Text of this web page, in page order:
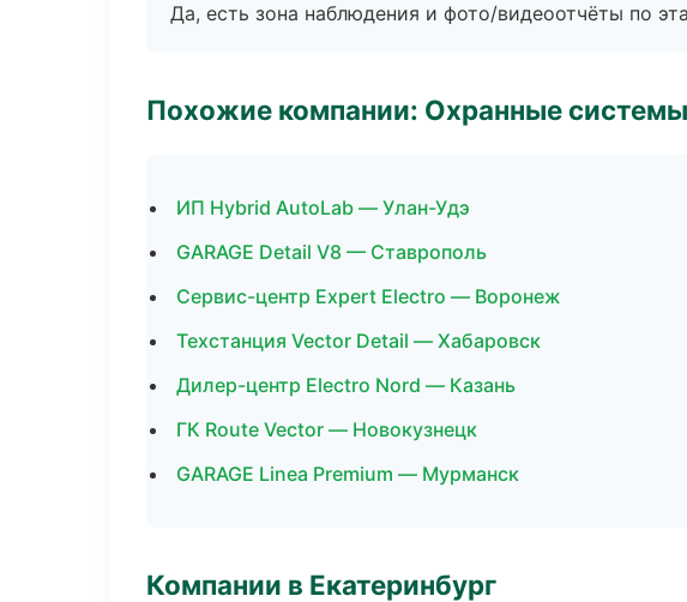
Да, есть зона наблюдения и фото/видеоотчёты по
Похожие компании: Охранные системы
ИП Hybrid AutoLab — Улан-Удэ
GARAGE Detail V8 — Ставрополь
Сервис-центр Expert Electro — Воронеж
Техстанция Vector Detail — Хабаровск
Дилер-центр Electro Nord — Казань
ГК Route Vector — Новокузнецк
GARAGE Linea Premium — Мурманск
Компании в Екатеринбург